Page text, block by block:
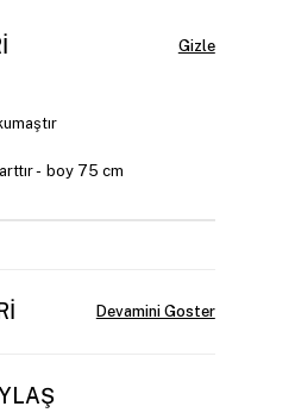
- boy 75 cm